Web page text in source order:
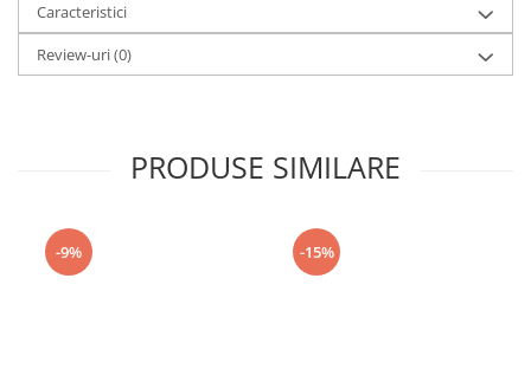
Caracteristici
Review-uri(0)
PRODUSE SIMILARE
-9% -15%